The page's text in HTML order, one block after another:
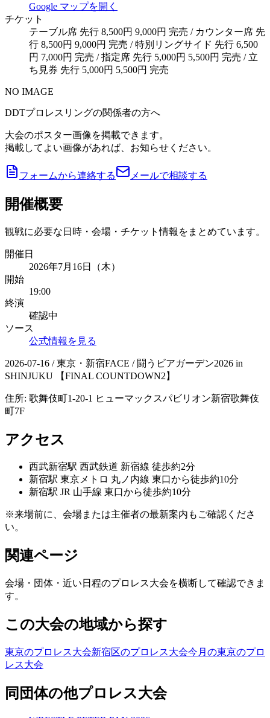
Google マップを開く
チケット
テーブル席 先行 8,500円 9,000円 完売 / カウンター席 先
行 8,500円 9,000円 完売 / 特別リングサイド 先行 6,500
円 7,000円 完売 / 指定席 先行 5,000円 5,500円 完売 / 立
ち見券 先行 5,000円 5,500円 完売
NO IMAGE
DDTプロレスリングの関係者の方へ
大会のポスター画像を掲載できます。
掲載してよい画像があれば、お知らせください。
フォームから連絡する メールで相談する
開催概要
観戦に必要な日時・会場・チケット情報をまとめています。
開催日
2026年7月16日（木）
開始
19:00
終演
確認中
ソース
公式情報を見る
2026-07-16 / 東京・新宿FACE / 闘うビアガーデン2026 in
SHINJUKU 【FINAL COUNTDOWN2】
住所: 歌舞伎町1-20-1 ヒューマックスパビリオン新宿歌舞伎
町7F
アクセス
西武新宿駅 西武鉄道 新宿線 徒歩約2分
新宿駅 東京メトロ 丸ノ内線 東口から徒歩約10分
新宿駅 JR 山手線 東口から徒歩約10分
※来場前に、会場または主催者の最新案内もご確認くださ
い。
関連ページ
会場・団体・近い日程のプロレス大会を横断して確認できま
す。
この大会の地域から探す
東京のプロレス大会新宿区のプロレス大会今月の東京のプロ
レス大会
同団体の他プロレス大会